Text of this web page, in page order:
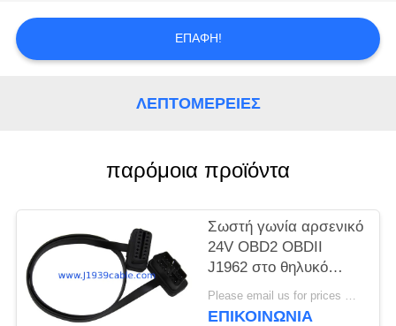
ΑΠΌΣΠΑΣΜΑ
ΕΠΑΦΉ!
ΛΕΠΤΟΜΈΡΕΙΕΣ
παρόμοια προϊόντα
Σωστή γωνία αρσενικό
24V OBD2 OBDII
J1962 στο θηλυκό
επίπεδο καλώδιο
επέκτασης
Please email us for prices MOQ:100 τεμ
ΕΠΙΚΟΙΝΩΝΊΑ